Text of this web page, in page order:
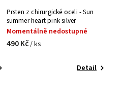
Prsten z chirurgické oceli - Sun
summer heart pink silver
Momentálně nedostupné
490 Kč/ ks
Detail